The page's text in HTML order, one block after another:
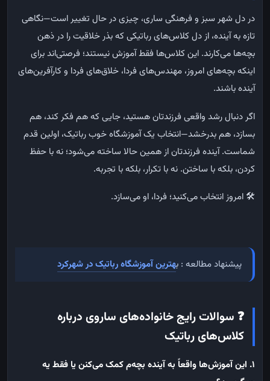
در دل شهر سبز و فرهنگی ساری، چیزی در حال تغییر است—نگاهی
تازه به آینده، از دل کلاس‌های رباتیکی که بذر خلاقیت را در ذهن
بچه‌ها می‌کارند. این کلاس‌ها فقط آموزش نیستند؛ فرصتی‌اند برای
اینکه بچه‌های امروز، مهندس‌های فردا، خلاق‌های فردا و کارآفرین‌های
آینده باشند.
اگر دنبال رشد واقعی فرزندتان هستید، جایی که هم فکر کند، هم
بسازد، هم بدرخشد—انتخاب یک آموزشگاه خوب رباتیک، اولین قدم
شماست. آینده فرزندتان از همین حالا ساخته می‌شود؛ نه با حفظ
کردن، بلکه با ساختن. نه با تکرار، بلکه با تجربه.
🛠️ امروز انتخاب می‌کنید؛ فردا، او می‌سازد.
پیشنهاد مطالعه : بهترین آموزشگاه رباتیک در شهرکرد
❓ سوالات رایج خانواده‌های ساروی درباره
کلاس‌های رباتیک
۱. این آموزش‌ها واقعاً به آینده بچه‌م کمک می‌کنن یا فقط یه